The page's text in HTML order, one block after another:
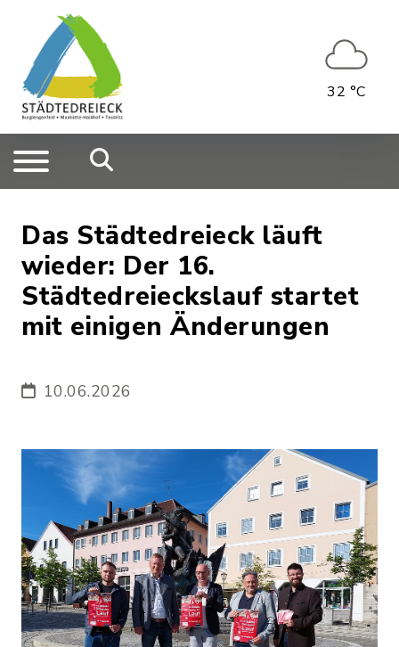
32 °C
Das Städtedreieck läuft
wieder: Der 16.
Städtedreieckslauf startet
mit einigen Änderungen
10.06.2026